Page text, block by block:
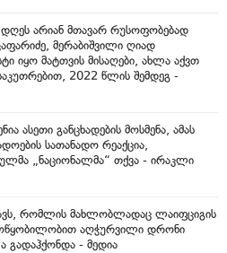
არიან მთავარ რუსოფობებად
მერაბიშვილი ღიად
იყო მატთვის მისაღები, ახლა აქვთ
2022 წლის შემდეგ -
ასეთი განცხადების მოსმენა, ამას
სათანადო რეაქცია,
„ნაციონალმა“ თქვა - ირაკლი
რომლის მახლობლადაც ლაიფციგის
აღჭურვილი დრონი
გადაჰქონდა - მედია